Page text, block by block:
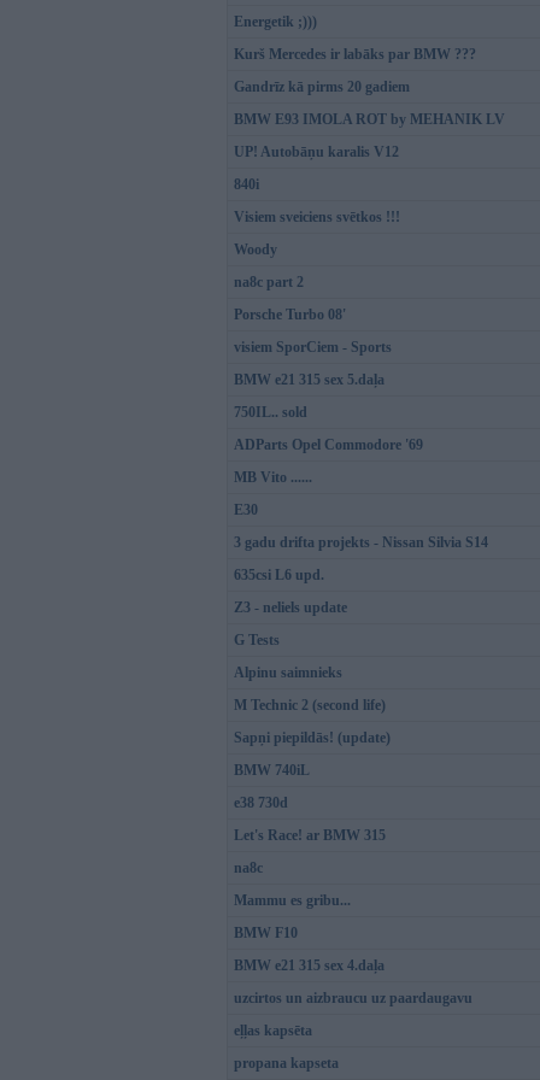
Energetik ;)))
Kurš Mercedes ir labāks par BMW ???
Gandrīz kā pirms 20 gadiem
BMW E93 IMOLA ROT by MEHANIK LV
UP! Autobāņu karalis V12
840i
Visiem sveiciens svētkos !!!
Woody
na8c part 2
Porsche Turbo 08'
visiem SporCiem - Sports
BMW e21 315 sex 5.daļa
750IL.. sold
ADParts Opel Commodore '69
MB Vito ......
E30
3 gadu drifta projekts - Nissan Silvia S14
635csi L6 upd.
Z3 - neliels update
G Tests
Alpinu saimnieks
M Technic 2 (second life)
Sapņi piepildās! (update)
BMW 740iL
e38 730d
Let's Race! ar BMW 315
na8c
Mammu es gribu...
BMW F10
BMW e21 315 sex 4.daļa
uzcirtos un aizbraucu uz paardaugavu
eļļas kapsēta
propana kapseta